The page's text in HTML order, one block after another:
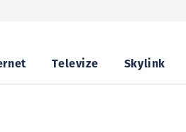
Televize Skylink